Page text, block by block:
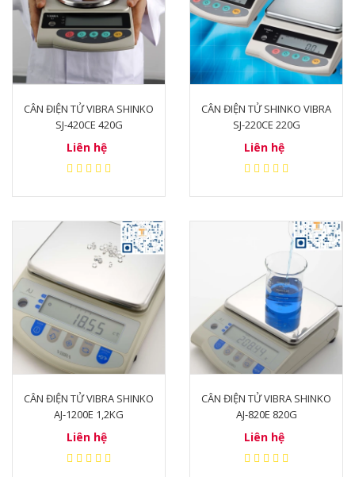
CÂN ĐIỆN TỬ VIBRA SHINKO
SJ-420CE 420G
Liên hệ
CÂN ĐIỆN TỬ SHINKO VIBRA
SJ-220CE 220G
Liên hệ
CÂN ĐIỆN TỬ VIBRA SHINKO
AJ-1200E 1,2KG
Liên hệ
CÂN ĐIỆN TỬ VIBRA SHINKO
AJ-820E 820G
Liên hệ